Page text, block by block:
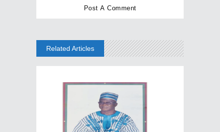
Related Articles